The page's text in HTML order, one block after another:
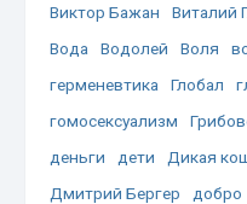
Виктор Бажан
Виталий
Вода
Водолей Воля
герменевтика
Глобал
гомосексуализм
деньги
дети Дикая
Дмитрий Бергер
добро